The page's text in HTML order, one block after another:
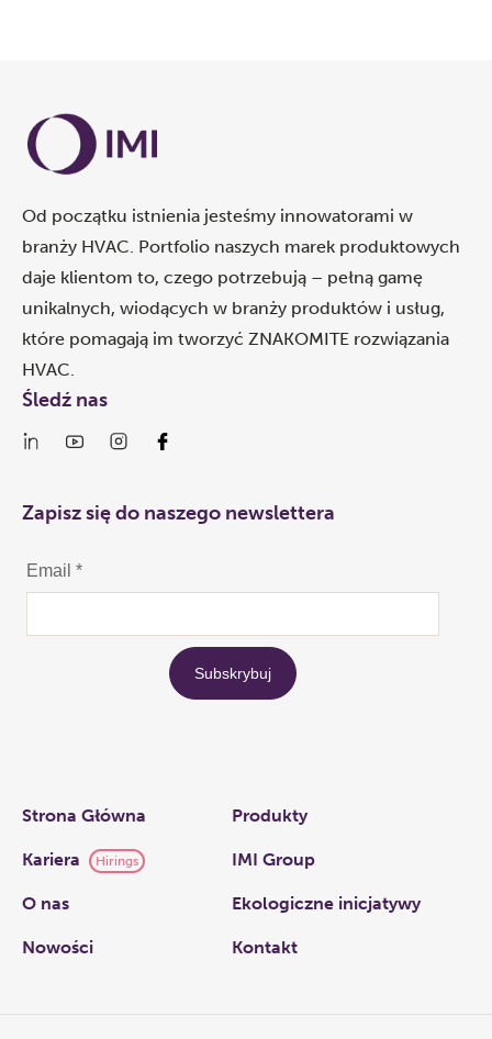
Od początku istnienia jesteśmy innowatorami w
branży HVAC. Portfolio naszych marek produktowych
daje klientom to, czego potrzebują – pełną gamę
unikalnych, wiodących w branży produktów i usług,
które pomagają im tworzyć ZNAKOMITE rozwiązania
HVAC.
Links
Strona Główna Produkty
Kariera Hirings IMI Group
O nas​ Ekologiczne inicjatywy
Nowości Kontakt
Śledź nas
Zapisz się do naszego newslettera